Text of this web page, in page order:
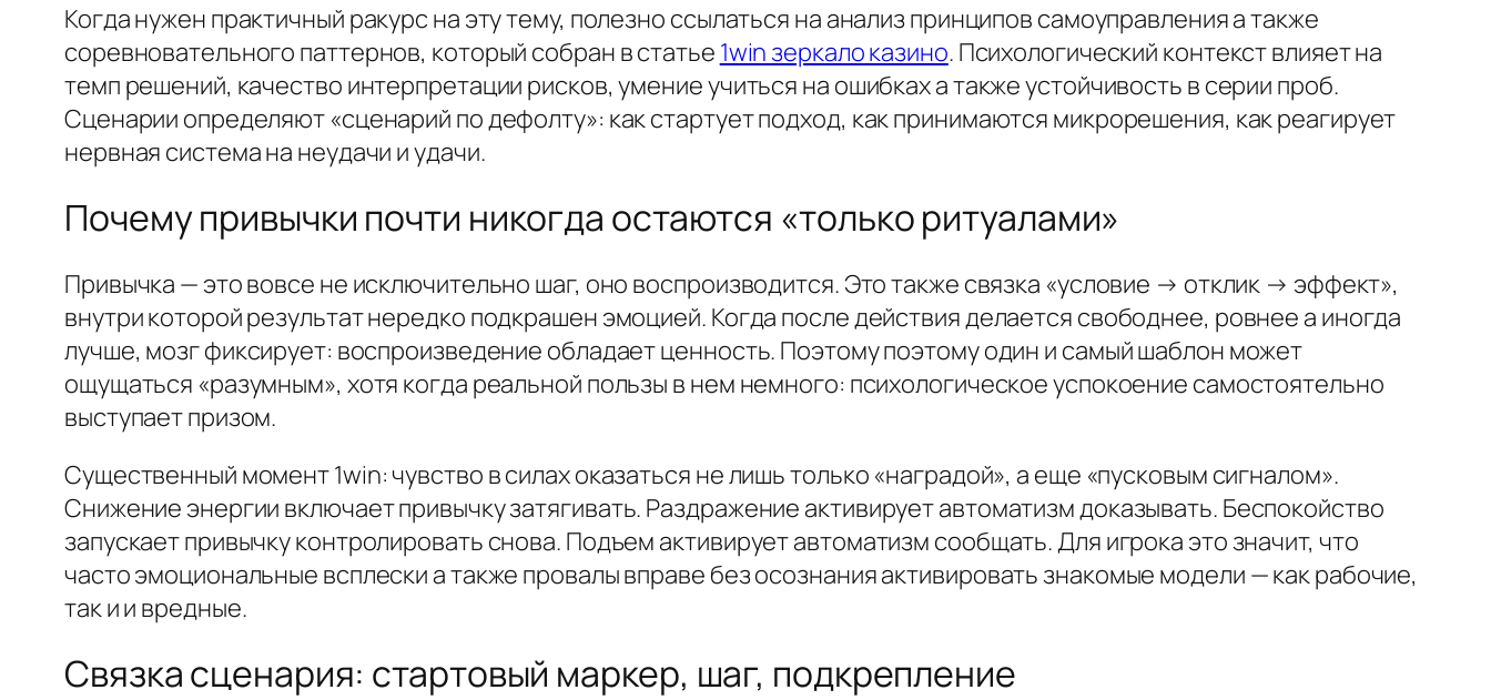
Когда нужен практичный ракурс на эту тему, полезно ссылаться на анализ принципов самоуправления а также
соревновательного паттернов, который собран в статье 1win зеркало казино. Психологический контекст влияет на
темп решений, качество интерпретации рисков, умение учиться на ошибках а также устойчивость в серии проб.
Сценарии определяют «сценарий по дефолту»: как стартует подход, как принимаются микрорешения, как реагирует
нервная система на неудачи и удачи.
Почему привычки почти никогда остаются «только ритуалами»
Привычка — это вовсе не исключительно шаг, оно воспроизводится. Это также связка «условие → отклик → эффект»,
внутри которой результат нередко подкрашен эмоцией. Когда после действия делается свободнее, ровнее а иногда
лучше, мозг фиксирует: воспроизведение обладает ценность. Поэтому поэтому один и самый шаблон может
ощущаться «разумным», хотя когда реальной пользы в нем немного: психологическое успокоение самостоятельно
выступает призом.
Существенный момент 1win: чувство в силах оказаться не лишь только «наградой», а еще «пусковым сигналом».
Снижение энергии включает привычку затягивать. Раздражение активирует автоматизм доказывать. Беспокойство
запускает привычку контролировать снова. Подъем активирует автоматизм сообщать. Для игрока это значит, что
часто эмоциональные всплески а также провалы вправе без осознания активировать знакомые модели — как рабочие,
так и и вредные.
Связка сценария: стартовый маркер, шаг, подкрепление